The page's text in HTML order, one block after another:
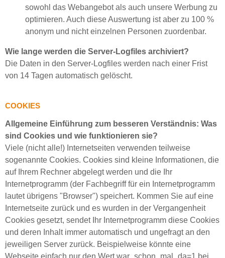
sowohl das Webangebot als auch unsere Werbung zu
optimieren. Auch diese Auswertung ist aber zu 100 %
anonym und nicht einzelnen Personen zuordenbar.
Wie lange werden die Server-Logfiles archiviert?
Die Daten in den Server-Logfiles werden nach einer Frist
von 14 Tagen automatisch gelöscht.
COOKIES
Allgemeine Einführung zum besseren Verständnis: Was
sind Cookies und wie funktionieren sie?
Viele (nicht alle!) Internetseiten verwenden teilweise
sogenannte Cookies. Cookies sind kleine Informationen, die
auf Ihrem Rechner abgelegt werden und die Ihr
Internetprogramm (der Fachbegriff für ein Internetprogramm
lautet übrigens "Browser") speichert. Kommen Sie auf eine
Internetseite zurück und es wurden in der Vergangenheit
Cookies gesetzt, sendet Ihr Internetprogramm diese Cookies
und deren Inhalt immer automatisch und ungefragt an den
jeweiligen Server zurück. Beispielweise könnte eine